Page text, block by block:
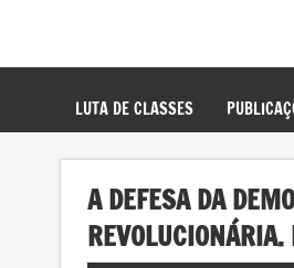
LUTA DE CLASSES
A DEFESA DA
REVOLUCIONÁRIA.